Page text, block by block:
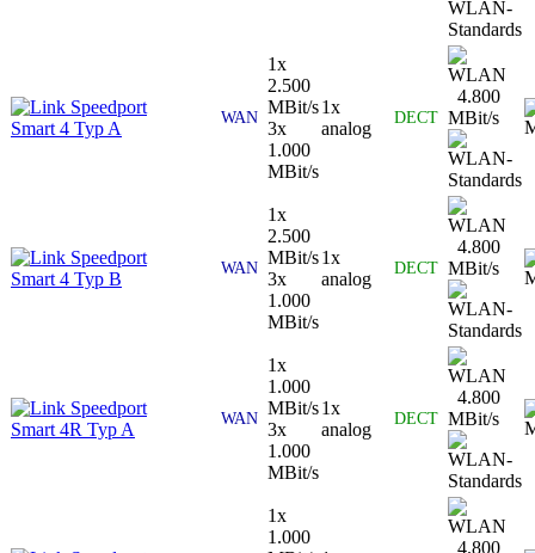
Speedport
Smart 4 Typ A
WAN
1x
2.500
MBit/s
3x
1.000
MBit/s
1x
analog
DECT
4.800
MBit/s
Speedport
Smart 4 Typ B
WAN
1x
2.500
MBit/s
3x
1.000
MBit/s
1x
analog
DECT
4.800
MBit/s
Speedport
Smart 4R Typ A
WAN
1x
1.000
MBit/s
3x
1.000
MBit/s
1x
analog
DECT
4.800
MBit/s
1x
1.000
4.800